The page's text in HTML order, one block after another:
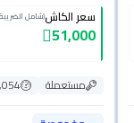
سعر الكاش(شامل
51,000
مستعملة